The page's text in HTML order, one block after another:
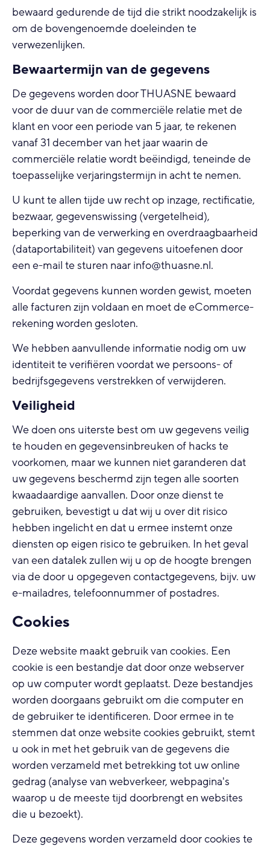
bewaard gedurende de tijd die strikt noodzakelijk is
om de bovengenoemde doeleinden te
verwezenlijken.
Bewaartermijn van de gegevens
De gegevens worden door THUASNE bewaard
voor de duur van de commerciële relatie met de
klant en voor een periode van 5 jaar, te rekenen
vanaf 31 december van het jaar waarin de
commerciële relatie wordt beëindigd, teneinde de
toepasselijke verjaringstermijn in acht te nemen.
U kunt te allen tijde uw recht op inzage, rectificatie,
bezwaar, gegevenswissing (vergetelheid),
beperking van de verwerking en overdraagbaarheid
(dataportabiliteit) van gegevens uitoefenen door
een e-mail te sturen naar info@thuasne.nl.
Voordat gegevens kunnen worden gewist, moeten
alle facturen zijn voldaan en moet de eCommerce-
rekening worden gesloten.
We hebben aanvullende informatie nodig om uw
identiteit te verifiëren voordat we persoons- of
bedrijfsgegevens verstrekken of verwijderen.
Veiligheid
We doen ons uiterste best om uw gegevens veilig
te houden en gegevensinbreuken of hacks te
voorkomen, maar we kunnen niet garanderen dat
uw gegevens beschermd zijn tegen alle soorten
kwaadaardige aanvallen. Door onze dienst te
gebruiken, bevestigt u dat wij u over dit risico
hebben ingelicht en dat u ermee instemt onze
diensten op eigen risico te gebruiken. In het geval
van een datalek zullen wij u op de hoogte brengen
via de door u opgegeven contactgegevens, bijv. uw
e-mailadres, telefoonnummer of postadres.
Cookies
Deze website maakt gebruik van cookies. Een
cookie is een bestandje dat door onze webserver
op uw computer wordt geplaatst. Deze bestandjes
worden doorgaans gebruikt om die computer en
de gebruiker te identificeren. Door ermee in te
stemmen dat onze website cookies gebruikt, stemt
u ook in met het gebruik van de gegevens die
worden verzameld met betrekking tot uw online
gedrag (analyse van webverkeer, webpagina's
waarop u de meeste tijd doorbrengt en websites
die u bezoekt).
Deze gegevens worden verzameld door cookies te